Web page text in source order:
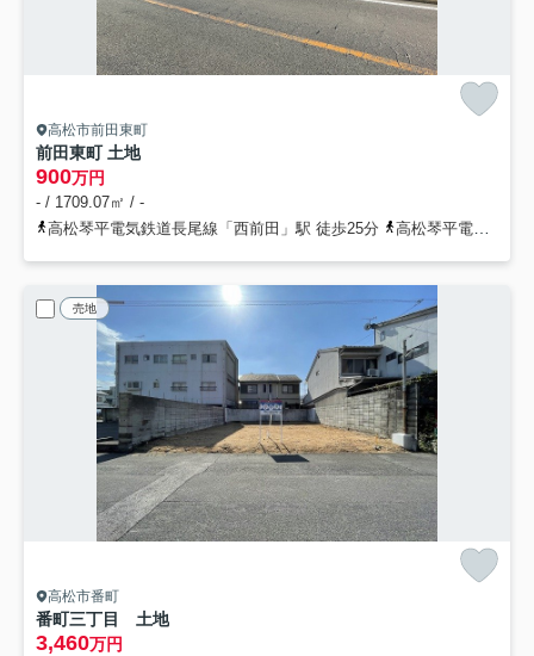
高松市前田東町
前田東町 土地
900万円
- / 1709.07㎡ / -
高松琴平電気鉄道長尾線「西前田」駅 徒歩25分
高松琴平電気鉄道長尾線「高田」駅 徒歩25分
売地
高松市番町
番町三丁目 土地
3,460万円